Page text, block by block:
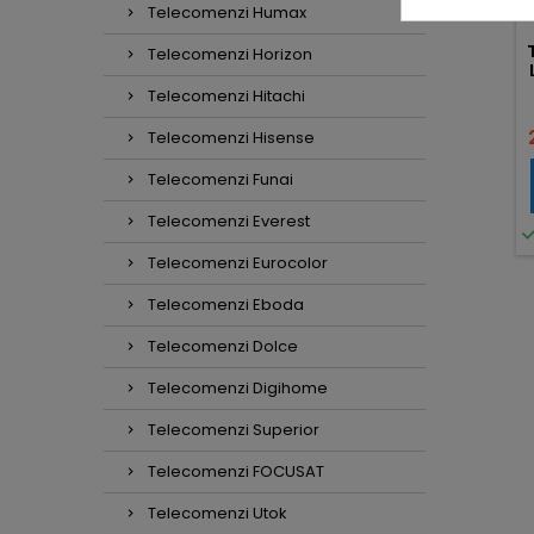
Telecomenzi Humax
Telecomenzi Horizon
Telecomenzi Hitachi
Telecomenzi Hisense
Telecomenzi Funai
Telecomenzi Everest
Telecomenzi Eurocolor
Telecomenzi Eboda
Telecomenzi Dolce
Telecomenzi Digihome
Telecomenzi Superior
Telecomenzi FOCUSAT
Telecomenzi Utok